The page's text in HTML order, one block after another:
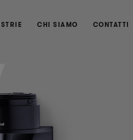
CHI SIAMO CONTATTI